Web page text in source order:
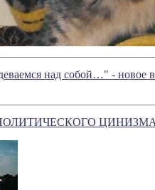
над собой…" - новое
ЦИНИЗМА." -